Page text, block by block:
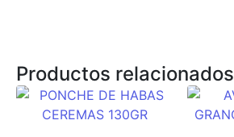
Productos relacionados